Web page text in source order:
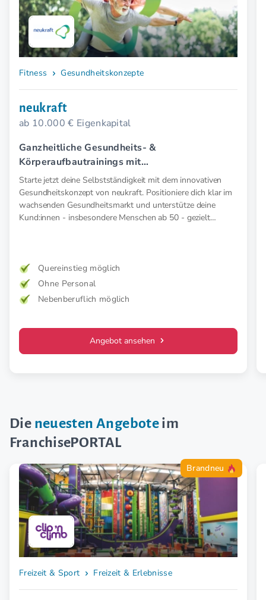
Fitness Gesundheitskonzepte
neukraft
ab 10.000 € Eigenkapital
Ganzheitliche Gesundheits- &
Körperaufbautrainings mit
Elektromyostimulation (EMS).
Starte jetzt deine Selbstständigkeit mit dem innovativen
Gesundheitskonzept von neukraft. Positioniere dich klar im
wachsenden Gesundheitsmarkt und unterstütze deine
Kund:innen - insbesondere Menschen ab 50 - gezielt
Konzept.Quereinstieg möglich
Ohne Personal
Nebenberuflich möglich
Angebot ansehen
Die neuesten Angeboteim
FranchisePORTAL
Brandneu
Freizeit & Sport Freizeit & Erlebnisse